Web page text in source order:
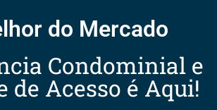
do Mercado
Condominial e
de Acesso é Aqui!